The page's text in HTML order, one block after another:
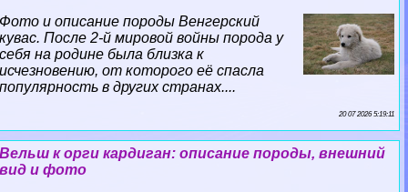
Фото и описание породы Венгерский
кувас. После 2-й мировой войны порода у
себя на родине была близка к
исчезновению, от которого её спасла
популярность в других странах....
20 07 2026 5:19:11
Вельш к opги кардиган: описание породы, внешний
вид и фото